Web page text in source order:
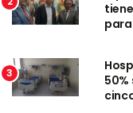
3
50%